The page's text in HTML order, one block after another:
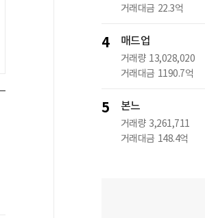
거래대금 22.3억
4 매드업
거래량 13,028,020
거래대금 1190.7억
5 본느
거래량 3,261,711
거래대금 148.4억